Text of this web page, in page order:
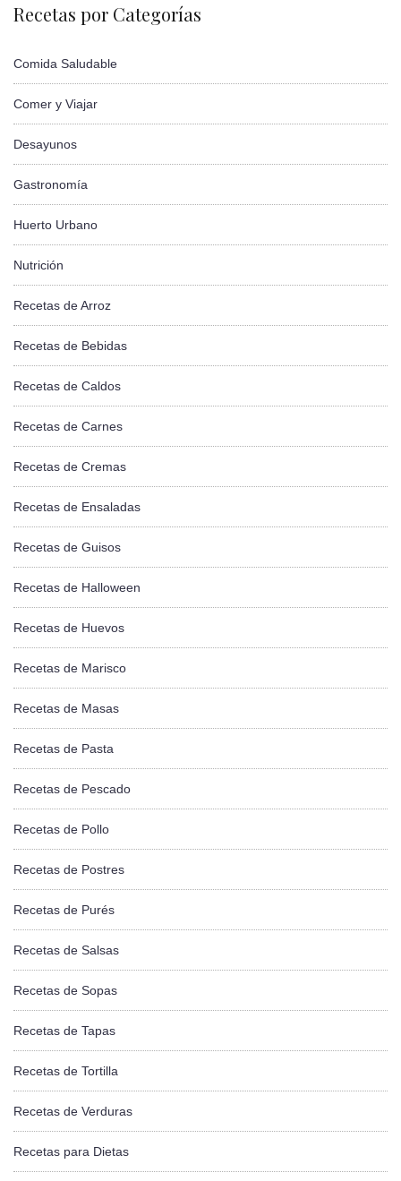
Recetas por Categorías
Comida Saludable
Comer y Viajar
Desayunos
Gastronomía
Huerto Urbano
Nutrición
Recetas de Arroz
Recetas de Bebidas
Recetas de Caldos
Recetas de Carnes
Recetas de Cremas
Recetas de Ensaladas
Recetas de Guisos
Recetas de Halloween
Recetas de Huevos
Recetas de Marisco
Recetas de Masas
Recetas de Pasta
Recetas de Pescado
Recetas de Pollo
Recetas de Postres
Recetas de Purés
Recetas de Salsas
Recetas de Sopas
Recetas de Tapas
Recetas de Tortilla
Recetas de Verduras
Recetas para Dietas